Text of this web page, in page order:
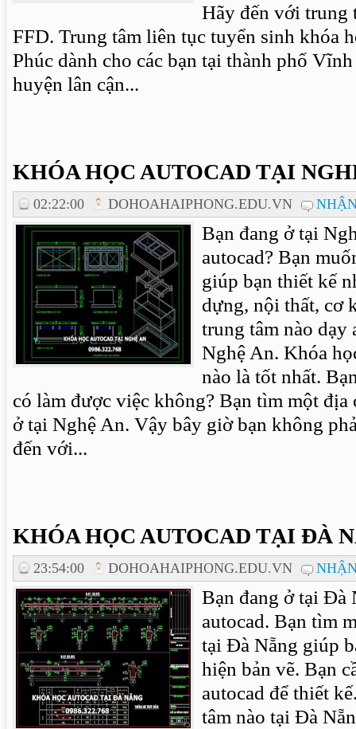
Hãy đến với trung
FFD. Trung tâm liên tục tuyển sinh khóa
Phúc dành cho các bạn tại thành phố
huyện lân cận...
KHÓA HỌC AUTOCAD TẠI
02:22:00 DOHOAHAIPHONG.EDU.VN
Bạn đang ở tại
autocad? Bạn
giúp bạn thiết kế
dựng, nội thất, cơ
trung tâm nào dạy
Nghệ An. Khóa
nào là tốt nhất.
có làm được việc không? Bạn tìm một
ở tại Nghệ An. Vậy bây giờ bạn không
đến với...
KHÓA HỌC AUTOCAD TẠI ĐÀ
23:54:00 DOHOAHAIPHONG.EDU.VN
Bạn đang ở tại Đà
autocad. Bạn tìm
tại Đà Nẵng giúp
hiện bản vẽ. Bạn
autocad để thiết
tâm nào tại Đà